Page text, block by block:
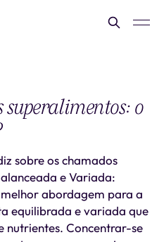
superalimentos: o
sobre os chamados
e Variada:
abordagem para a
equilibrada e variada que
nutrientes. Concentrar-se